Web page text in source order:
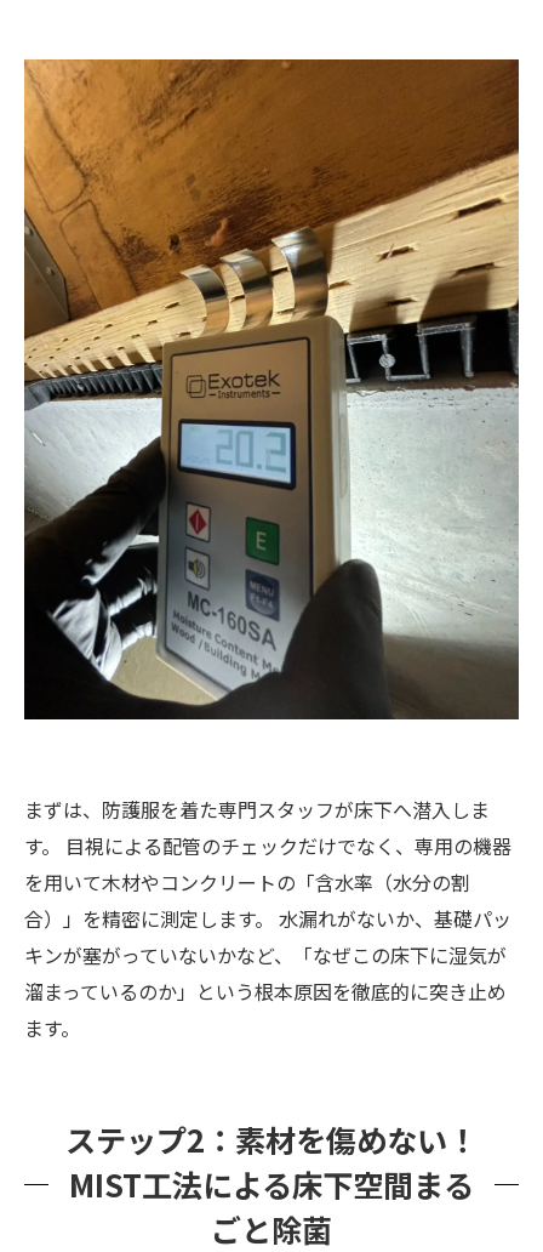
まずは、防護服を着た専門スタッフが床下へ潜入しま
す。 目視による配管のチェックだけでなく、専用の機器
を用いて木材やコンクリートの「含水率（水分の割
合）」を精密に測定します。 水漏れがないか、基礎パッ
キンが塞がっていないかなど、「なぜこの床下に湿気が
溜まっているのか」という根本原因を徹底的に突き止め
ます。
ステップ2：素材を傷めない！
MIST工法による床下空間まる
ごと除菌